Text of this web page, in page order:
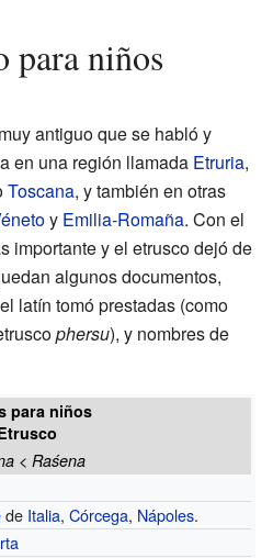
para niños
antiguo que se habló y
en una región llamada Etruria,
Toscana, y también en otras
y Emilia-Romaña. Con el
importante y el etrusco dejó de
algunos documentos,
latín tomó prestadas (como
phersu), y nombres de
para niños
< Raśena
de Italia,Córcega, Nápoles.